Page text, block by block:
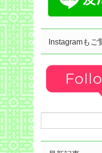
Instagramもご